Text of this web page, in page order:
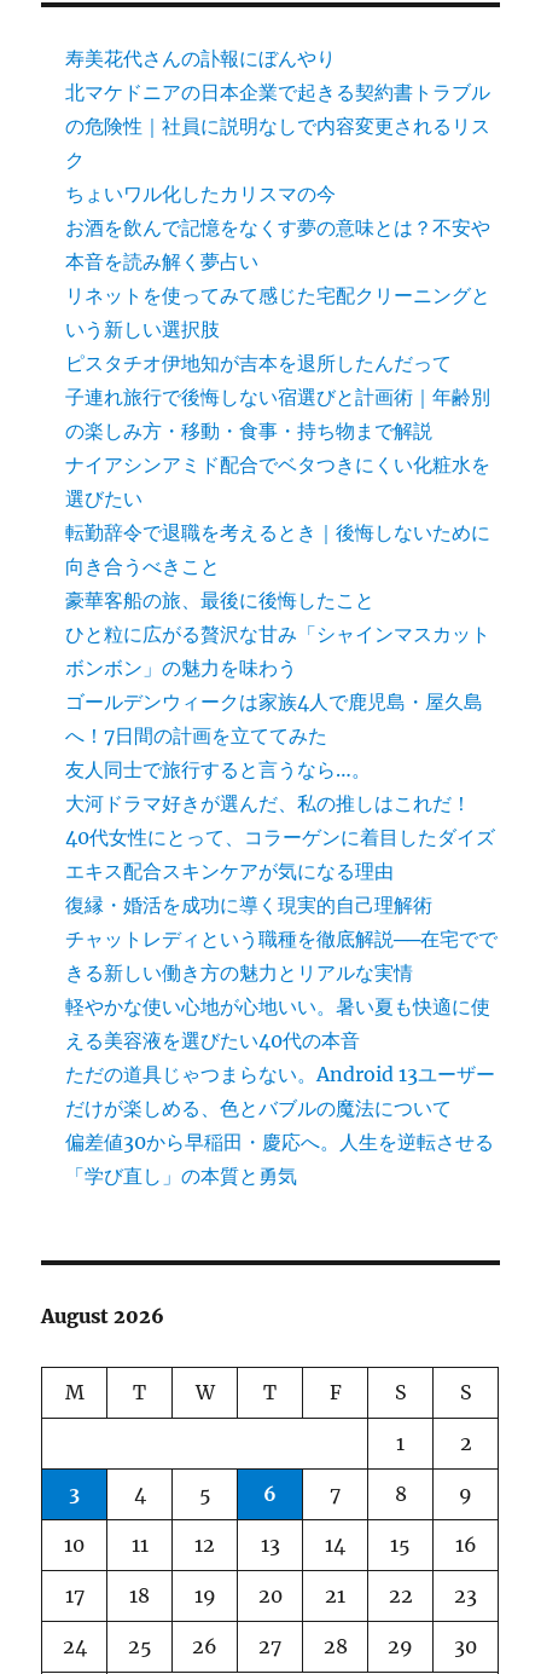
寿美花代さんの訃報にぼんやり
北マケドニアの日本企業で起きる契約書トラブル
の危険性｜社員に説明なしで内容変更されるリス
ク
ちょいワル化したカリスマの今
お酒を飲んで記憶をなくす夢の意味とは？不安や
本音を読み解く夢占い
リネットを使ってみて感じた宅配クリーニングと
いう新しい選択肢
ピスタチオ伊地知が吉本を退所したんだって
子連れ旅行で後悔しない宿選びと計画術｜年齢別
の楽しみ方・移動・食事・持ち物まで解説
ナイアシンアミド配合でベタつきにくい化粧水を
選びたい
転勤辞令で退職を考えるとき｜後悔しないために
向き合うべきこと
豪華客船の旅、最後に後悔したこと
ひと粒に広がる贅沢な甘み「シャインマスカット
ボンボン」の魅力を味わう
ゴールデンウィークは家族4人で鹿児島・屋久島
へ！7日間の計画を立ててみた
友人同士で旅行すると言うなら…。
大河ドラマ好きが選んだ、私の推しはこれだ！
40代女性にとって、コラーゲンに着目したダイズ
エキス配合スキンケアが気になる理由
復縁・婚活を成功に導く現実的自己理解術
チャットレディという職種を徹底解説──在宅でで
きる新しい働き方の魅力とリアルな実情
軽やかな使い心地が心地いい。暑い夏も快適に使
える美容液を選びたい40代の本音
ただの道具じゃつまらない。Android 13ユーザー
だけが楽しめる、色とバブルの魔法について
偏差値30から早稲田・慶応へ。人生を逆転させる
「学び直し」の本質と勇気
August 2026
M T W T F S S
1 2
3 4 5 6 7 8 9
10 11 12 13 14 15 16
17 18 19 20 21 22 23
24 25 26 27 28 29 30